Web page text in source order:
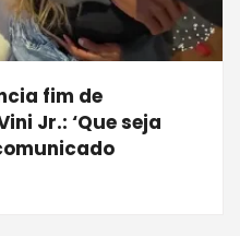
fim de
Jr.: ‘Que seja